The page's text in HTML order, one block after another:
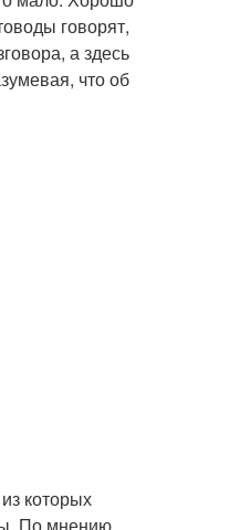
говорят,
а здесь
что об
которых